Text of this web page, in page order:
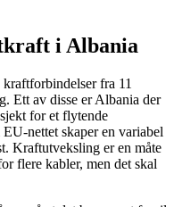
i Albania
fra 11
Ett av disse er Albania der
for et flytende
nettet skaper en variabel
Kraftutveksling er en måte
flere kabler, men det skal